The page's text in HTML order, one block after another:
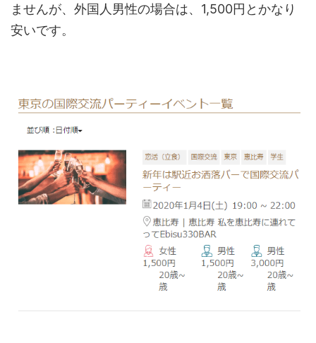
ませんが、外国人男性の場合は、1,500円とかなり
安いです。